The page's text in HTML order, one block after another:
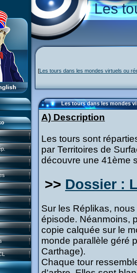
CL
HD
Les
[Les tours dans les mondes virtuels ou
Les tours dans les mondes
A) Description
Les tours sont
par Territoires de
découvre une 41ème
>> Dossier :
Sur les Réplikas,
épisode. Néanmoins,
copie calquée sur le
monde parallèle géré
Carthage).
Chaque tour